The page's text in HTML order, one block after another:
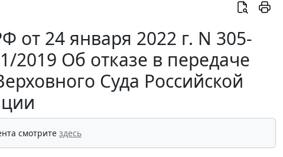
от 24 января 2022 г. N 305-
2019 Об отказе в передаче
Суда Российской
смотрите здесь